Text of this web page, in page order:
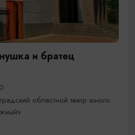
и братец
областной театр юного